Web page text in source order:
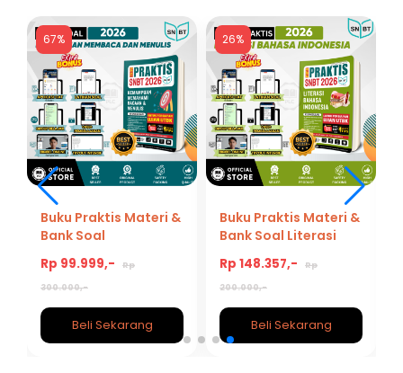
67%
Buku Praktis Materi &
Bank Soal
Memahami Bacaan
dan Menulis Tes UTBK
SNBT 2026/2027
Rp 99.999,-
Rp
300.000,-
Beli Sekarang
26%
Buku Praktis Materi &
Bank Soal Literasi
Persiapan Tes UBTK
SNBT 2026
Rp 148.357,-
Rp
200.000,-
Beli Sekarang